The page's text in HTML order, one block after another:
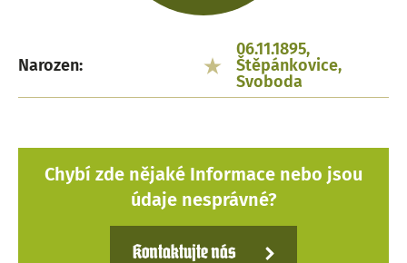
Narozen:
06.11.1895,
Štěpánkovice,
Svoboda
Chybí zde nějaké Informace nebo jsou
údaje nesprávné?
Kontaktujte nás